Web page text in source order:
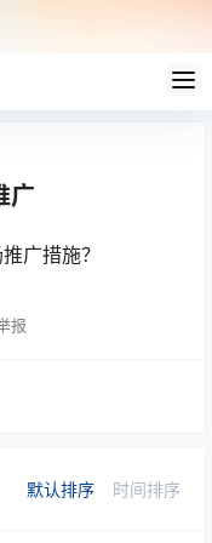
广
广措施？
报
默认排序 时间排序